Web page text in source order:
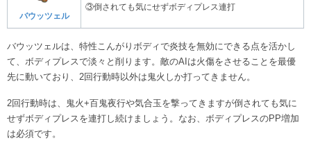
バウッツェル
③倒されても気にせずボディプレス連打
バウッツェルは、特性こんがりボディで炎技を無効にできる点を活かし
て、ボディプレスで淡々と削ります。敵のAIは火傷をさせることを最優
先に動いており、2回行動時以外は鬼火しか打ってきません。
2回行動時は、鬼火+百鬼夜行や気合玉を撃ってきますが倒されても気に
せずボディプレスを連打し続けましょう。なお、ボディプレスのPP増加
は必須です。